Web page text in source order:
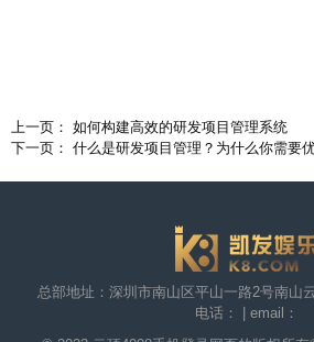
上一页： 如何构建高效的研发项目管理系统
下一页： 什么是研发项目管理？为什么你需要
总部地址：深圳市南山区平山一路2号南山
电话： | email：